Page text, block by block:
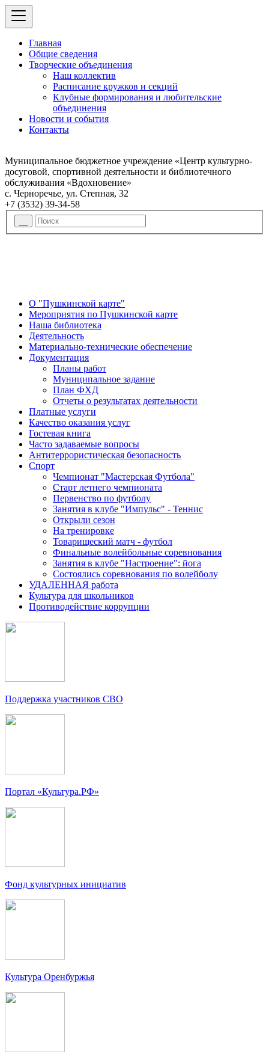
Главная
Общие сведения
Творческие объединения
Наш коллектив
Расписание кружков и секций
Клубные формирования и любительские
объединения
Новости и события
Контакты
Муниципальное бюджетное учреждение «Центр культурно-
досуговой, спортивной деятельности и библиотечного
обслуживания «Вдохновение»
с. Черноречье, ул. Степная, 32
+7 (3532) 39-34-58
О "Пушкинской карте"
Мероприятия по Пушкинской карте
Наша библиотека
Деятельность
Материально-технические обеспечение
Документация
Планы работ
Муниципальное задание
План ФХД
Отчеты о результатах деятельности
Платные услуги
Качество оказания услуг
Гостевая книга
Часто задаваемые вопросы
Антитеррористическая безопасность
Спорт
Чемпионат "Мастерская Футбола"
Старт летнего чемпионата
Первенство по футболу
Занятия в клубе "Импульс" - Теннис
Открыли сезон
На тренировке
Товарищеский матч - футбол
Финальные волейбольные соревнования
Занятия в клубе "Настроение": йога
Состоялись соревнования по волейболу
УДАЛЕННАЯ работа
Культура для школьников
Противодействие коррупции
Поддержка участников СВО
Портал «Культура.РФ»
Фонд культурных инициатив
Культура Оренбуржья